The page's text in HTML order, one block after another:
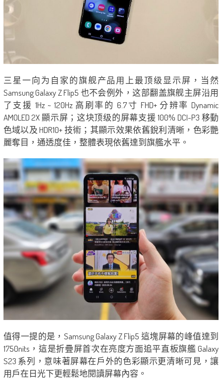
三星一向为自家的旗舰产品用上最顶级显示屏，当然
Samsung Galaxy Z Flip5 也不会例外，这部翻盖旗舰主屏沿用
了支援 1Hz ~ 120Hz 高刷率的 6.7寸 FHD+ 分辨率 Dynamic
AMOLED 2X 顯示屏；这块顶级的屏幕支援 100% DCI-P3 移動
色域以及 HDR10+ 技術；其顯示效果依舊銳利清晰，色彩艷
麗奪目，通透度佳，整體表現依舊達到旗艦水平。
值得一提的是，Samsung Galaxy Z Flip5 這塊屏幕的峰值達到
1750nits，這是折疊屏首次在亮度方面追平直板旗艦 Galaxy
S23 系列，意味著屏幕在戶外的色彩顯示更清晰可見，讓
用戶在日光下更輕鬆地閱讀屏幕內容。